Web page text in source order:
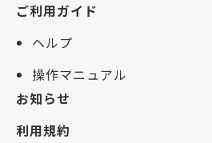
ご利用ガイド
ヘルプ
操作マニュアル
お知らせ
利用規約